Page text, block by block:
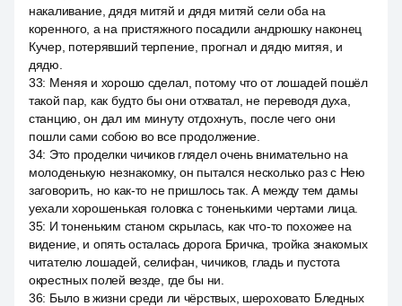
накаливание, дядя митяй и дядя митяй сели оба на
коренного, а на пристяжного посадили андрюшку наконец
Кучер, потерявший терпение, прогнал и дядю митяя, и
дядю.
33: Меняя и хорошо сделал, потому что от лошадей пошёл
такой пар, как будто бы они отхватал, не переводя духа,
станцию, он дал им минуту отдохнуть, после чего они
пошли сами собою во все продолжение.
34: Это проделки чичиков глядел очень внимательно на
молоденькую незнакомку, он пытался несколько раз с Нею
заговорить, но как-то не пришлось так. А между тем дамы
уехали хорошенькая головка с тоненькими чертами лица.
35: И тоненьким станом скрылась, как что-то похожее на
видение, и опять осталась дорога Бричка, тройка знакомых
читателю лошадей, селифан, чичиков, гладь и пустота
окрестных полей везде, где бы ни.
36: Было в жизни среди ли чёрствых, шероховато Бледных